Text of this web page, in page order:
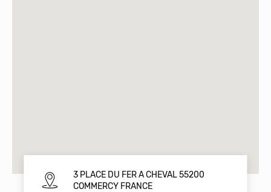
3 PLACE DU FER A CHEVAL 55200
COMMERCY FRANCE